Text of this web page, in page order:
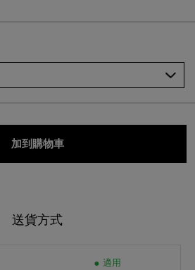
加到購物車
送貨方式
適用